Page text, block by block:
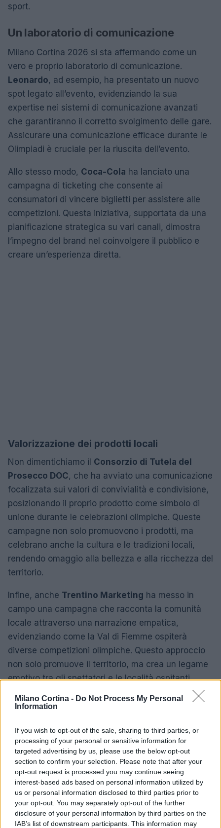
Milano Cortina - Do Not Process My Personal
Information
If you wish to opt-out of the sale, sharing to third parties, or
processing of your personal or sensitive information for
targeted advertising by us, please use the below opt-out
section to confirm your selection. Please note that after your
opt-out request is processed you may continue seeing
interest-based ads based on personal information utilized by
us or personal information disclosed to third parties prior to
your opt-out. You may separately opt-out of the further
disclosure of your personal information by third parties on the
IAB’s list of downstream participants. This information may
sport.
Un laboratorio di comunicazione
Milano Cortina 2026 si sta affermando come un
vero e proprio laboratorio di comunicazione.
Leonardo, ad esempio, ha presentato un nuovo
spot legato all’evento, evidenziando la sua
expertise nei sistemi di comunicazione avanzati
che garantiranno il corretto svolgimento delle gare.
Assicurare una comunicazione efficace durante le
Olimpiadi è cruciale per la riuscita dell’evento.
Allo stesso modo, Coca-Cola ha lanciato una
campagna di ticketing che consente ai
consumatori di vincere biglietti per assistere alle
competizioni. Questa iniziativa, supportata da una
pianificazione strategica su vari canali, dimostra
l’impegno del brand nel coinvolgere il pubblico e
creare un’esperienza diretta.
Valorizzazione dei prodotti locali
Non dimentichiamo il Consorzio di Tutela del
Prosecco DOC, che ha avviato una comunicazione
focalizzata sui valori di convivialità e condivisione,
posizionando il proprio prodotto come simbolo di
unione durante le celebrazioni olimpiche. Queste
campagne non solo promuovono i prodotti, ma
celebrano anche la cultura e le tradizioni locali,
rendendo omaggio alla bellezza e alla ricchezza del
territorio.
Infine, anche Trentino Marketing ha messo in
campo una campagna che racconta la comunità
locale attraverso una narrazione empatica,
evidenziando come la Val di Fiemme ospiterà
diverse competizioni olimpiche. Questo approccio
non solo promuove il territorio, ma crea un legame
emotivo tra gli spettatori e le località ospitanti.
Edoardo Vitali
Edoardo Vitali ha coordinato la copertura
della ristrutturazione del mercato ittico di
Palermo, sostenendo la linea editoriale sulla
trasparenza fiscale. Capo redattore
economia, porta in redazione un tratto
pragmatico e un dettaglio personale:
conserva ancora taccuini degli incontri in Sala
delle Lapidi.